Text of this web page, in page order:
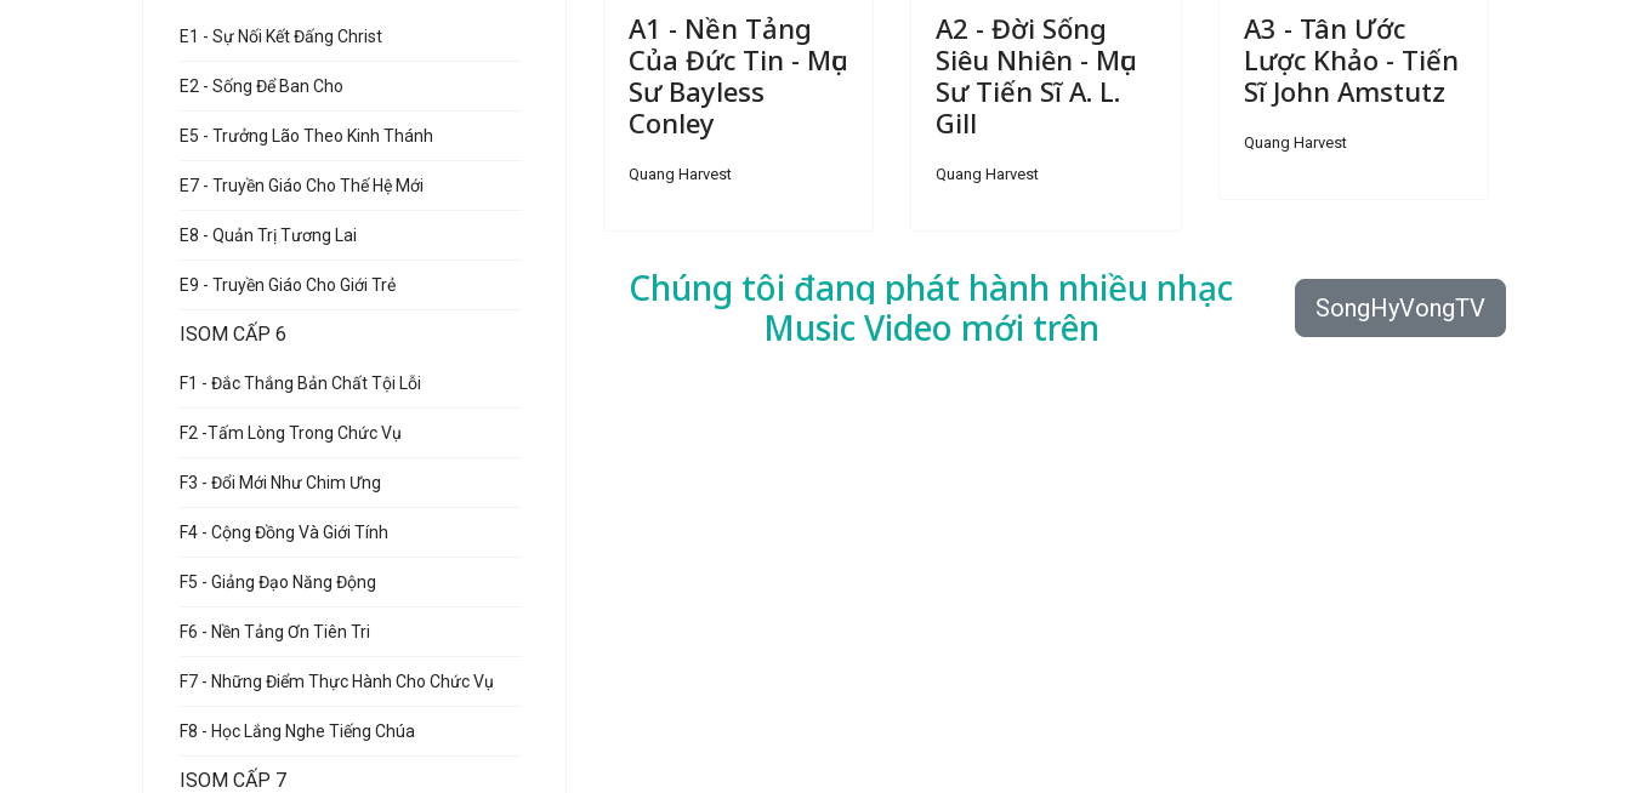
E1 - Sự Nối Kết Đấng Christ
E2 - Sống Để Ban Cho
E5 - Trưởng Lão Theo Kinh Thánh
E7 - Truyền Giáo Cho Thế Hệ Mới
E8 - Quản Trị Tương Lai
E9 - Truyền Giáo Cho Giới Trẻ
ISOM CẤP 6
F1 - Đắc Thắng Bản Chất Tội Lỗi
F2 -Tấm Lòng Trong Chức Vụ
F3 - Đổi Mới Như Chim Ưng
F4 - Cộng Đồng Và Giới Tính
F5 - Giảng Đạo Năng Động
F6 - Nền Tảng Ơn Tiên Tri
F7 - Những Điểm Thực Hành Cho Chức Vụ
F8 - Học Lắng Nghe Tiếng Chúa
ISOM CẤP 7
A1 - Nền Tảng
Của Đức Tin - Mục
Sư Bayless
Conley
Quang Harvest
A2 - Đời Sống
Siêu Nhiên - Mục
Sư Tiến Sĩ A. L.
Gill
Quang Harvest
A3 - Tân Ước
Lược Khảo - Tiến
Sĩ John Amstutz
Quang Harvest
Chúng tôi đang phát hành nhiều nhạc
Music Video mới trên
SongHyVongTV